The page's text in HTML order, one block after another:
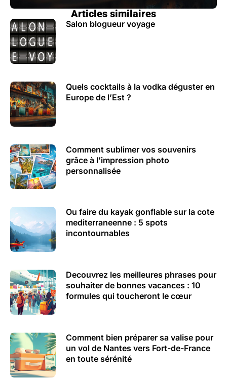
Articles similaires
Salon blogueur voyage
Quels cocktails à la vodka déguster en
Europe de l’Est ?
Comment sublimer vos souvenirs
grâce à l’impression photo
personnalisée
Ou faire du kayak gonflable sur la cote
mediterraneenne : 5 spots
incontournables
Decouvrez les meilleures phrases pour
souhaiter de bonnes vacances : 10
formules qui toucheront le cœur
Comment bien préparer sa valise pour
un vol de Nantes vers Fort-de-France
en toute sérénité